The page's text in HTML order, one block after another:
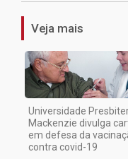
Veja mais
Universidade
Mackenzie divulga
em defesa da
contra covid-19